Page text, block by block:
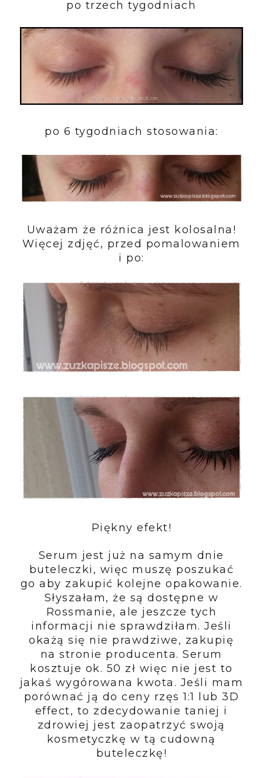
po trzech tygodniach
po 6 tygodniach stosowania:
Uważam że różnica jest kolosalna!
Więcej zdjęć, przed pomalowaniem
i po:
Piękny efekt!
Serum jest już na samym dnie
buteleczki, więc muszę poszukać
go aby zakupić kolejne opakowanie.
Słyszałam, że są dostępne w
Rossmanie, ale jeszcze tych
informacji nie sprawdziłam. Jeśli
okażą się nie prawdziwe, zakupię
na stronie producenta. Serum
kosztuje ok. 50 zł więc nie jest to
jakaś wygórowana kwota. Jeśli mam
porównać ją do ceny rzęs 1:1 lub 3D
effect, to zdecydowanie taniej i
zdrowiej jest zaopatrzyć swoją
kosmetyczkę w tą cudowną
buteleczkę!